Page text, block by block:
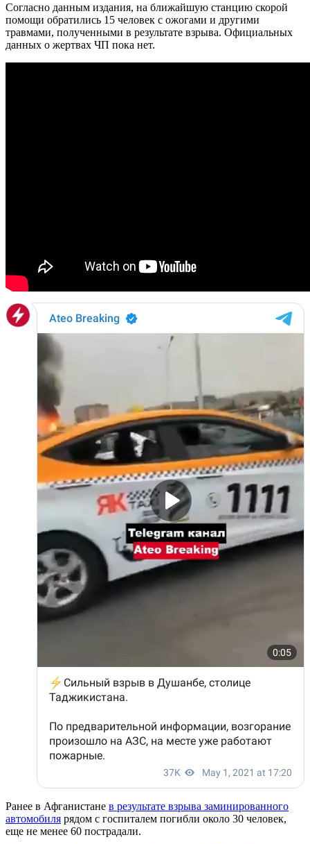
Согласно данным издания, на ближайшую станцию скорой
помощи обратились 15 человек с ожогами и другими
травмами, полученными в результате взрыва. Официальных
данных о жертвах ЧП пока нет.
Ранее в Афганистане в результате взрыва заминированного
автомобиля рядом с госпиталем погибли около 30 человек,
еще не менее 60 пострадали.